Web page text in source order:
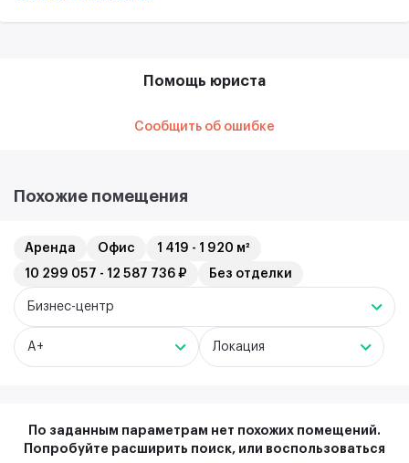
Помощь юриста
Сообщить об ошибке
Похожие помещения
Аренда Офис
1 419 - 1 920 м²
10 299 057 - 12 587 736 ₽
Без отделки
Бизнес-центр
A+ Локация
По заданным параметрам нет похожих помещений.
Попробуйте расширить поиск, или воспользоваться